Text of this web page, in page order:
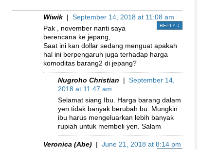
Wiwik | September 14, 2018 at 11:08 am
REPLY ↓
Pak , november nanti saya
berencana ke jepang,
Saat ini kan dollar sedang menguat apakah
hal ini berpengaruh juga terhadap harga
komoditas barang2 di jepang?
Nugroho Christian | September 14,
2018 at 11:47 am
Selamat siang Ibu. Harga barang dalam
yen tidak banyak berubah bu. Mungkin
ibu harus mengeluarkan lebih banyak
rupiah untuk membeli yen. Salam
Veronica (Abe) | June 21, 2018 at 8:14 pm